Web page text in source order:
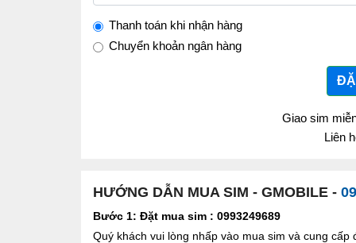
Thanh toán khi nhận hàng
Chuyển khoản ngân hàng
Giao sim
Liên
HƯỚNG DẪN MUA SIM - GMOBILE -
Bước 1: Đặt mua sim : 0993249689
Quý khách vui lòng nhấp vào mua sim và cung